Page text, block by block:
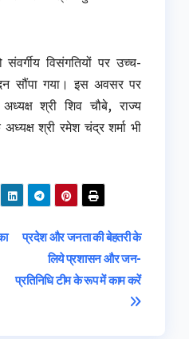
विसंगतियों पर उच्च-
सौंपा गया। इस अवसर पर
श्री शिव चौबे, राज्य
श्री रमेश चंद्र शर्मा भी
प्रदेश और जनता की बेहतरी के
लिये प्रशासन और जन-
प्रतिनिधि टीम के रूप में काम करें